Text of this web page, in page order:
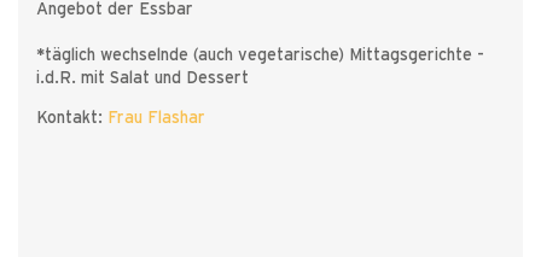
Angebot der Essbar
*täglich wechselnde (auch vegetarische) Mittagsgerichte -
i.d.R. mit Salat und Dessert
Kontakt: Frau Flashar